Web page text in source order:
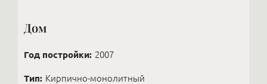
Дом
Год постройки: 2007
Тип: Кирпично-монолитный